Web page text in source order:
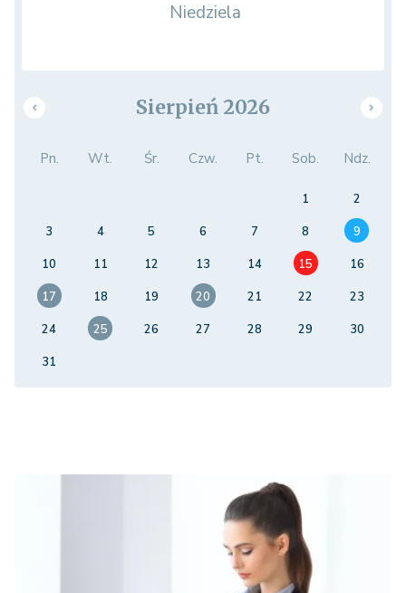
Niedziela
Sierpień 2026
Pn. Wt. Śr. Czw. Pt. Sob. Ndz.
1
2
3
4 5 6 7 8
9
10
11 12 13 14 15
16
17
18 19 20 21 22
23
24
25 26 27 28 29
30
31